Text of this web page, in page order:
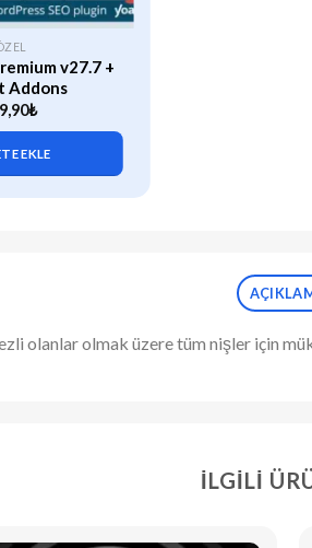
v27.7 +
Addons
₺
EKLE
olanlar olmak üzere tüm nişler için
İLGILI